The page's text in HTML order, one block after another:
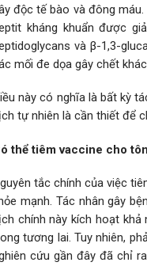
độc tế bào và đông
kháng khuẩn được
và β-1,3-
mối đe dọa gây chết
này có nghĩa là bất kỳ
tự nhiên là cần thiết để
thể tiêm vaccine cho
tắc chính của việc
mạnh. Tác nhân gây
chính này kích hoạt
tương lai. Tuy nhiên,
cứu gần đây đã chỉ